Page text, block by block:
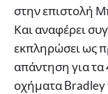
στην επιστολή
Και αναφέρει
εκπληρώσει ως
απάντηση για τα
οχήματα